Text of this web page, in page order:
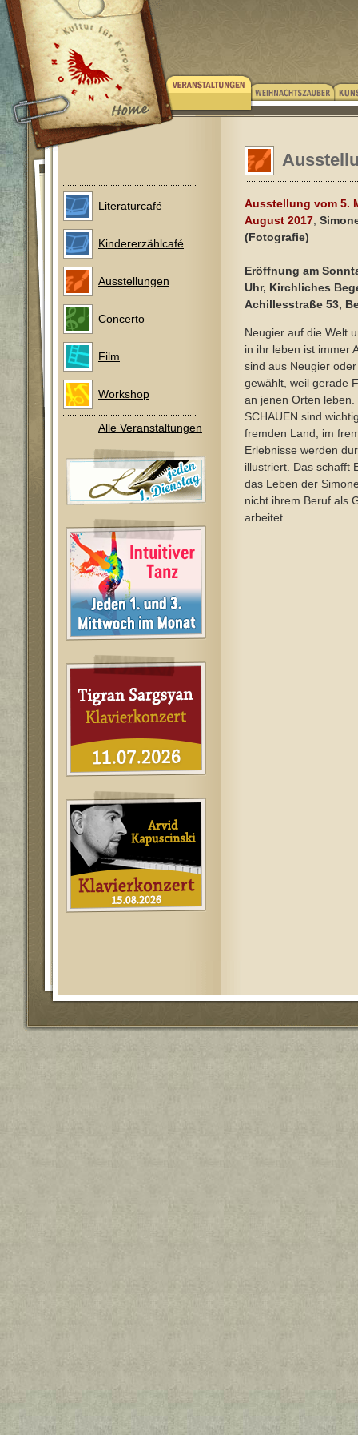
Literaturcafé
Kindererzählcafé
Ausstellungen
Concerto
Film
Workshop
Alle Veranstaltungen
Ausstellung vom 5.
August 2017
(Fotografie)
Eröffnung am
Uhr, Kirchliches
Achillesstraße 53,
Neugier auf die Welt
in ihr leben ist immer
sind aus Neugier
gewählt, weil gerade
an jenen Orten
SCHAUEN sind
fremden Land, im
Erlebnisse werden
illustriert. Das schafft
das Leben der
nicht ihrem Beruf als
arbeitet.